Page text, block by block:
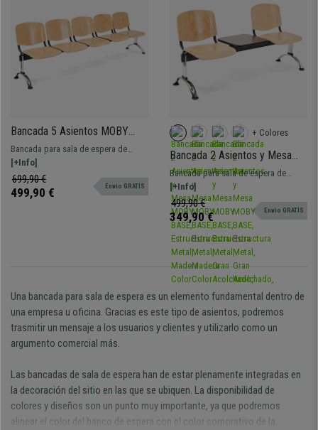
Bancada 5 Asientos MOBY
BASE, Estructura Metal,
Madera Color Haya
Bancada para sala de espera de
258x50 cm con estructura metálica.
Muy resistente, gran comodidad y
acabado en madera. Disponible en
[+Info]
699,90 €
499,90 € Envio GRATIS
+ Colores
Bancada 2 Asientos y Mesa
MOBY BASE, Estructura Metal,
Madera Color Haya
Bancada para sala de espera de
158x50 cm con estructura metálica.
Muy resistente, gran comodidad y
grueso acolchado. Disponible en
varios colores y configuraciones
[+Info]
499,90 €
349,90 € Envio GRATIS
Una bancada para sala de espera es un elemento fundamental dentro de
una empresa u oficina. Gracias es este tipo de asientos, podremos
trasmitir un mensaje a los usuarios y clientes y utilizarlo como un
argumento comercial más.
Las bancadas de sala de espera han de estar plenamente integradas en
la decoración del sitio en las que se ubiquen. La disponibilidad de
colores y diseños son un punto muy importante, ya que podremos
alinear el color del banco de espera con el color corporativo de la